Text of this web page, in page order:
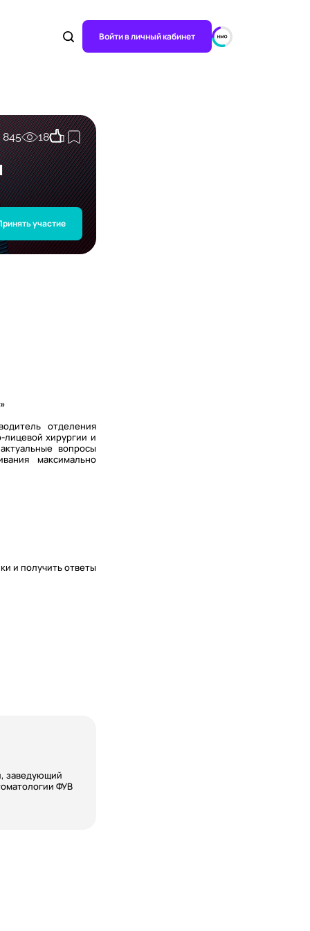
Войти в личный кабинет
845 18
участие
отделения
хирургии и
вопросы
максимально
и получить ответы
заведующий
ФУВ